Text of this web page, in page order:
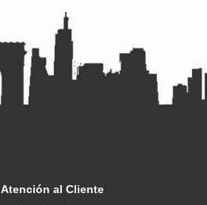
Atención al Cliente